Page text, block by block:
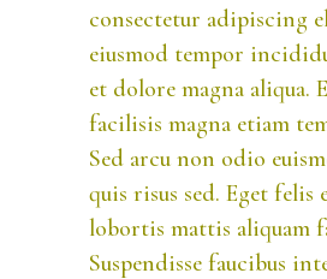
consectetur adipiscing
eiusmod tempor
et dolore magna aliqua.
facilisis magna etiam
Sed arcu non odio
quis risus sed. Eget felis
lobortis mattis aliquam
Suspendisse faucibus